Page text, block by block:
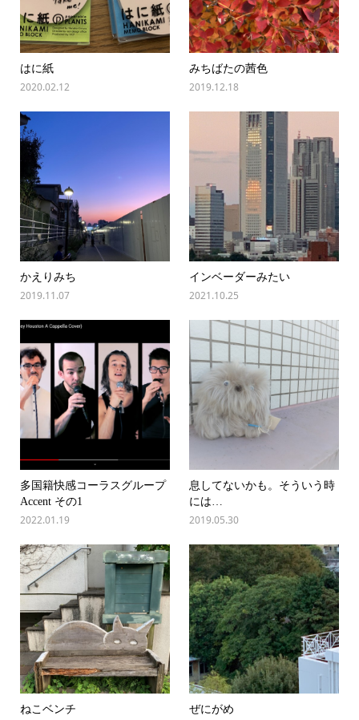
はに紙
2020.02.12
みちばたの茜色
2019.12.18
かえりみち
2019.11.07
インベーダーみたい
2021.10.25
多国籍快感コーラスグループ
Accent その1
2022.01.19
息してないかも。そういう時
には…
2019.05.30
ねこベンチ ぜにがめ